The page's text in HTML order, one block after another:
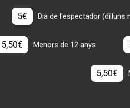
5€ Dia de l'espectador (dilluns
5,50€ Menors de 12 anys
5,50€